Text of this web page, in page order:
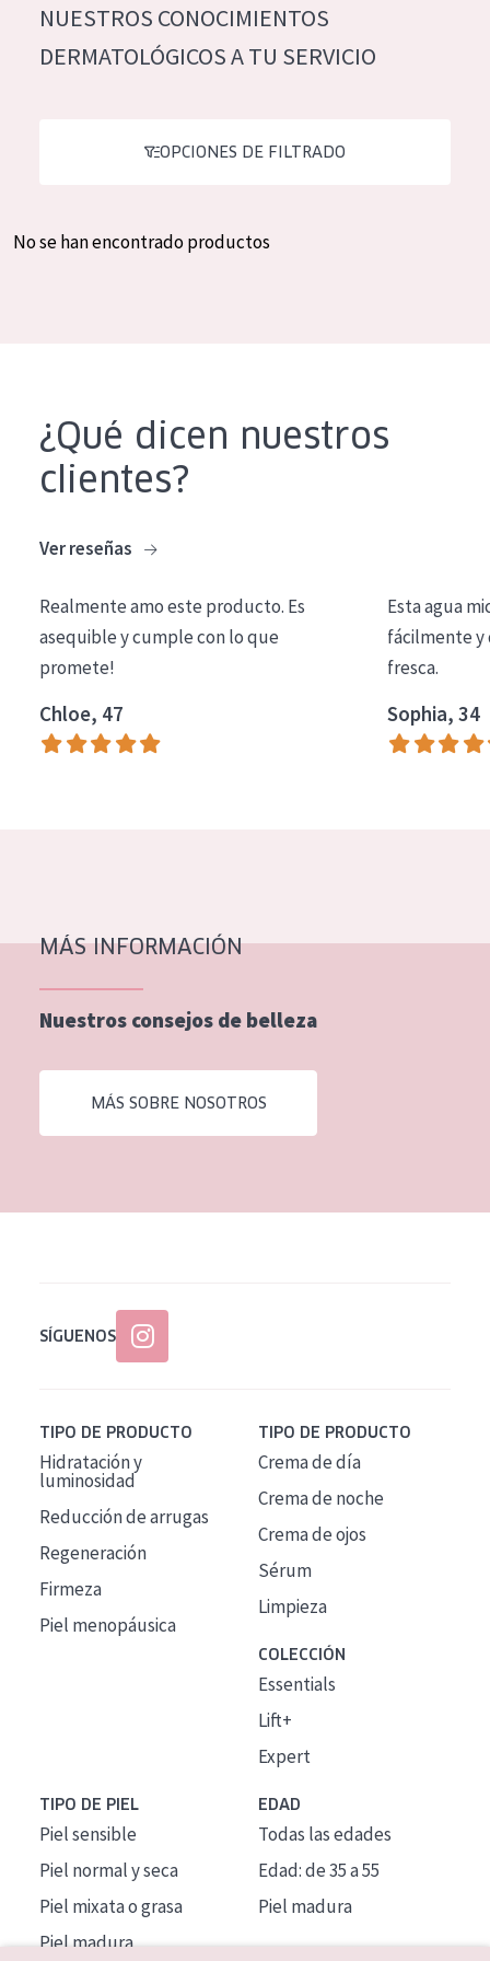
Hidratación y luminosidad
Reducción de arrugas
TIPO DE PRODUCTO
Limpieza
Essentials
Lift+
Expert
Piel sensible
Piel menopáusica
Edad: de 35 a 55
Piel madura
German
Spanish
NUESTROS CONOCIMIENTOS
DERMATOLÓGICOS A TU SERVICIO
OPCIONES DE FILTRADO
No se han encontrado productos
¿Qué dicen nuestros
clientes?
Ver reseñas
Realmente amo este producto. Es
asequible y cumple con lo que
promete!
Chloe, 47
Esta agua
fácilmente y
fresca.
Sophia, 34
MÁS INFORMACIÓN
Nuestros consejos de belleza
MÁS SOBRE NOSOTROS
SÍGUENOS
TIPO DE PRODUCTO
Hidratación y
luminosidad
Reducción de arrugas
Regeneración
Firmeza
Piel menopáusica
TIPO DE PRODUCTO
Crema de día
Crema de noche
Crema de ojos
Sérum
Limpieza
COLECCIÓN
Essentials
Lift+
Expert
TIPO DE PIEL
Piel sensible
Piel normal y seca
Piel mixata o grasa
Piel madura
EDAD
Todas las edades
Edad: de 35 a 55
Piel madura